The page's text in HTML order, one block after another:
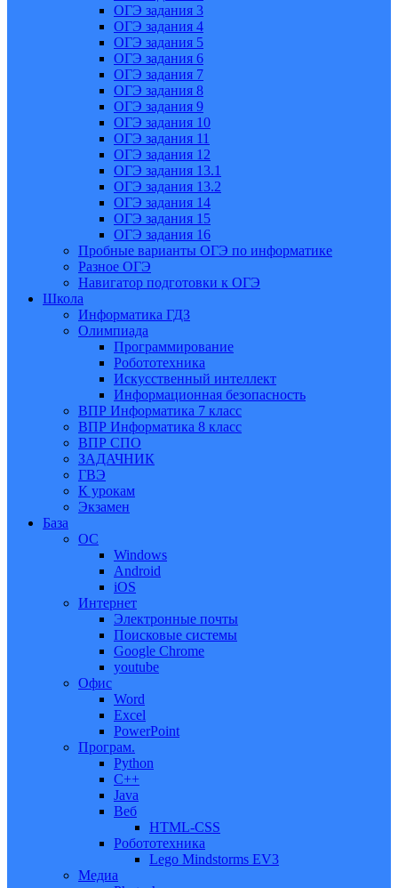
ОГЭ задания 3
ОГЭ задания 4
ОГЭ задания 5
ОГЭ задания 6
ОГЭ задания 7
ОГЭ задания 8
ОГЭ задания 9
ОГЭ задания 10
ОГЭ задания 11
ОГЭ задания 12
ОГЭ задания 13.1
ОГЭ задания 13.2
ОГЭ задания 14
ОГЭ задания 15
ОГЭ задания 16
Пробные варианты ОГЭ по информатике
Разное ОГЭ
Навигатор подготовки к ОГЭ
Школа
Информатика ГДЗ
Олимпиада
Программирование
Робототехника
Искусственный интеллект
Информационная безопасность
ВПР Информатика 7 класс
ВПР Информатика 8 класс
ВПР СПО
ЗАДАЧНИК
ГВЭ
К урокам
Экзамен
База
ОС
Windows
Android
iOS
Интернет
Электронные почты
Поисковые системы
Google Chrome
youtube
Офис
Word
Excel
PowerPoint
Програм.
Python
C++
Java
Веб
HTML-CSS
Робототехника
Lego Mindstorms EV3
Медиа